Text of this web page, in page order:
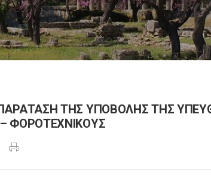
ΤΗΣ ΥΠΟΒΟΛΗΣ ΤΗΣ
– ΦΟΡΟΤΕΧΝΙΚΟΥΣ